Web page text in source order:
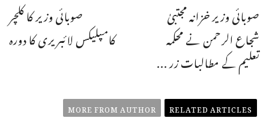
صوبائی وزیر کا کلچر
کامپلیکس لائبریری کا دورہ
صوبائی وزیر خزانہ مجتبیٰ
شجاع الرحمن نے محکمہ
تعلیم کے مطالبات زر ...
RELATED ARTICLES
MORE FROM AUTHOR